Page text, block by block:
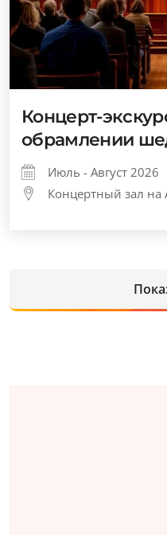
Концерт-
обрамлении
Июль - Август 2026
Концертный зал на